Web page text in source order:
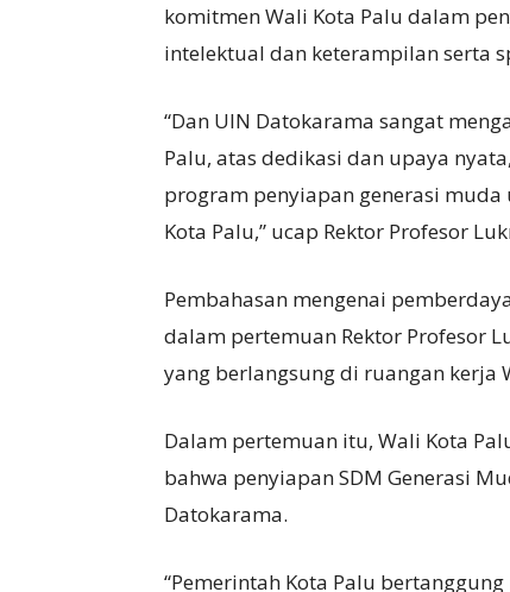
komitmen Wali Kota Palu dalam
intelektual dan keterampilan serta
“Dan UIN Datokarama sangat
Palu, atas dedikasi dan upaya
program penyiapan generasi
Kota Palu,” ucap Rektor Profesor
Pembahasan mengenai
dalam pertemuan Rektor Profesor
yang berlangsung di ruangan kerja
Dalam pertemuan itu, Wali Kota
bahwa penyiapan SDM Generasi
Datokarama.
“Pemerintah Kota Palu